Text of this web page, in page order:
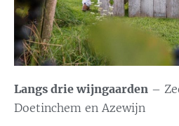
Langs drie wijngaarden –
Doetinchem en Azewijn